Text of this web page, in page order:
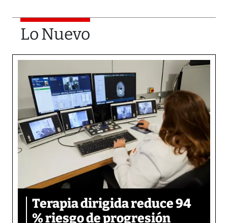
Lo Nuevo
Terapia dirigida reduce 94
% riesgo de progresión